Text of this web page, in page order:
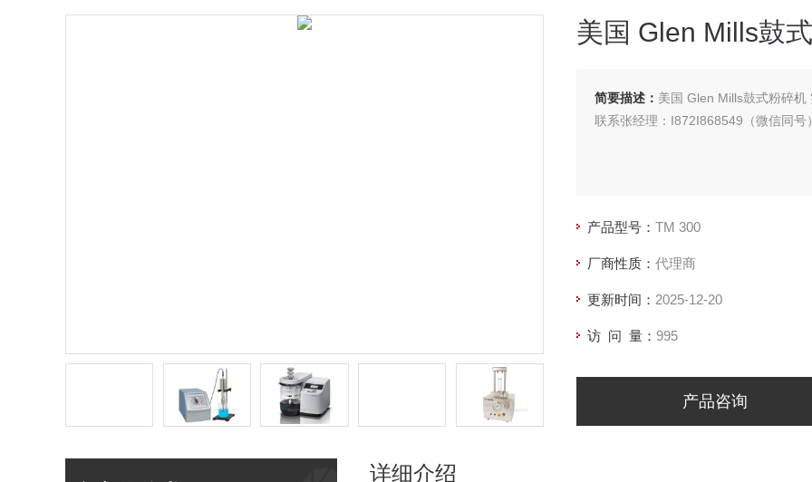
美国 Glen Mills鼓
简要描述： 美国 Glen Mills鼓式粉碎机
联系张经理：I872I868549（微信同号
产品型号： TM 300
厂商性质： 代理商
更新时间： 2025-12-20
访 问 量： 995
产品咨询
详细介绍